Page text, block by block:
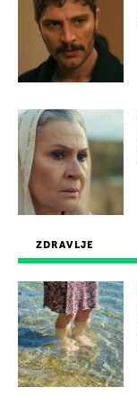
ZDRAVLJE